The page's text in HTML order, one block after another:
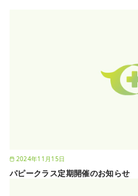
2024年11月15日
パピークラス定期開催のお知らせ